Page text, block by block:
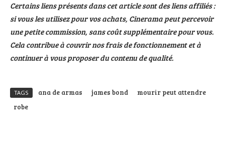
Certains liens présents dans cet article sont des liens affiliés :
si vous les utilisez pour vos achats, Cinerama peut percevoir
une petite commission, sans coût supplémentaire pour vous.
Cela contribue à couvrir nos frais de fonctionnement et à
continuer à vous proposer du contenu de qualité.
TAGS ana de armas james bond
mourir peut attendre
robe